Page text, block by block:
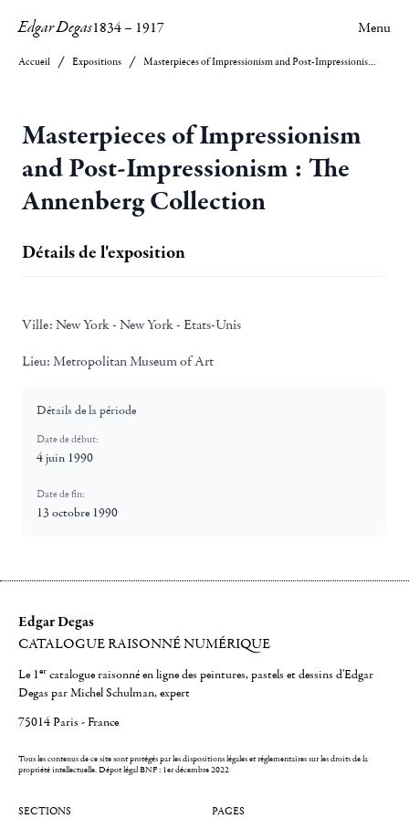
Edgar Degas1834– 1917 Menu
Accueil Expositions Masterpieces of Impressionism and Post-Impressionism : The Annenberg Collection
Masterpieces of Impressionism
and Post-Impressionism : The
Annenberg Collection
Détails de l'exposition
Ville: New York - New York - Etats-Unis
Lieu: Metropolitan Museum of Art
Détails de la période
Date de début:
4 juin 1990
Date de fin:
13 octobre 1990
Edgar Degas
CATALOGUE RAISONNÉ NUMÉRIQUE
Le 1er catalogue raisonné en ligne des peintures, pastels et dessins d'Edgar
Degas par Michel Schulman, expert
75014 Paris - France
Tous les contenus de ce site sont protégés par les dispositions légales et réglementaires sur les droits de la
propriété intellectuelle.Dépot légal BNF : 1er décembre 2022
SECTIONS PAGES